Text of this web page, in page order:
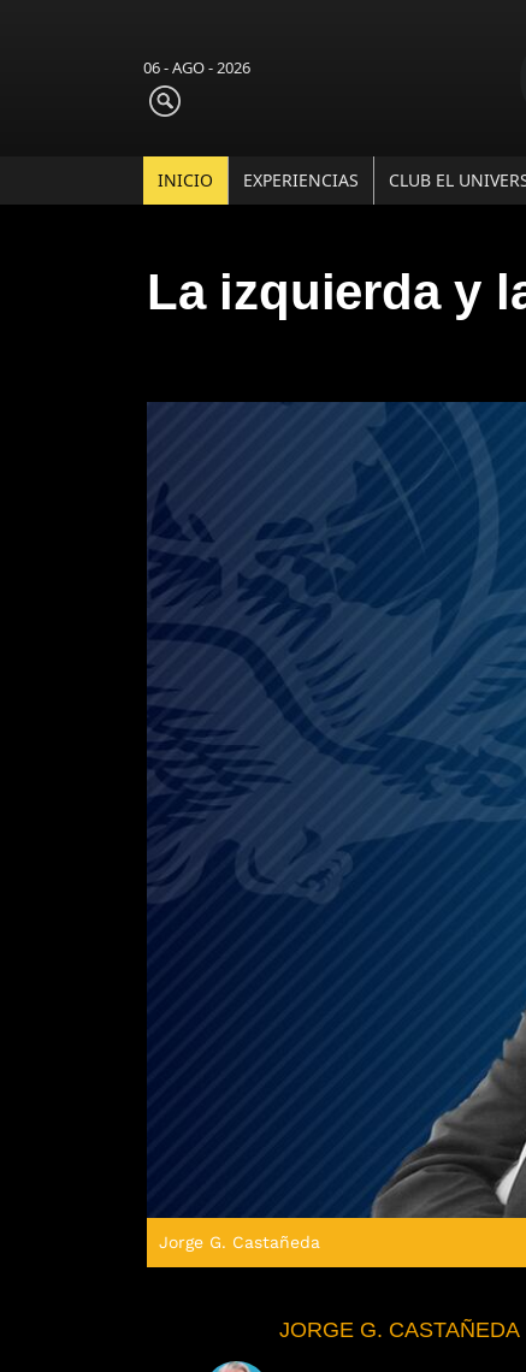
06 - AGO - 2026
INICIO EXPERIENCIAS CLUB EL
La izquierda y
Jorge G. Castañeda
JORGE G. CASTAÑEDA